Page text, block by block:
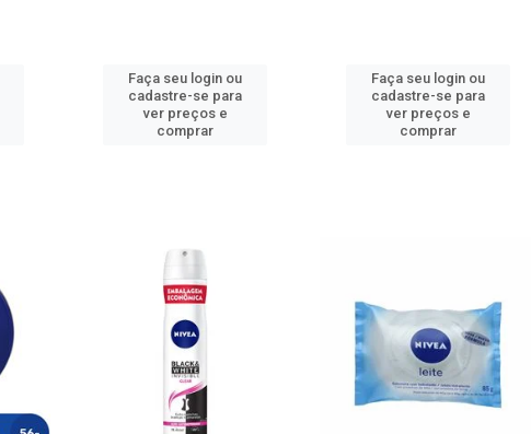
Faça seu login ou
cadastre-se para
ver preços e
comprar
Faça seu login ou
cadastre-se para
ver preços e
comprar